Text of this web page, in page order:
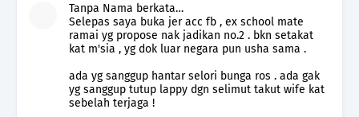
Tanpa Nama berkata…
Selepas saya buka jer acc fb , ex school mate
ramai yg propose nak jadikan no.2 . bkn setakat
kat m'sia , yg dok luar negara pun usha sama .
ada yg sanggup hantar selori bunga ros . ada gak
yg sanggup tutup lappy dgn selimut takut wife kat
sebelah terjaga !